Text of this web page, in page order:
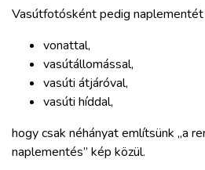
ARCHÍVUM
WEBSHOP
BELÉPÉS
REGISZTRÁCIÓ
Vasútfotósként pedig
vonattal,
vasútállomással,
vasúti átjáróval,
vasúti híddal,
hogy csak néhányat említsünk „a
naplementés” kép közül.